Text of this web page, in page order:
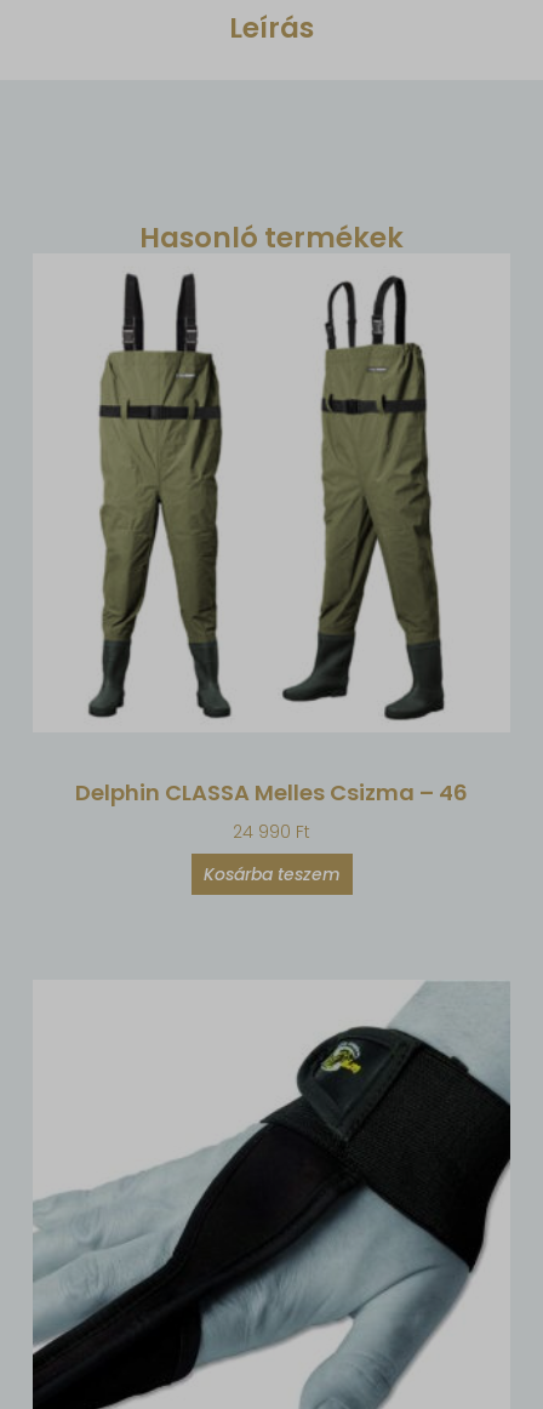
Leírás
Hasonló termékek
Delphin CLASSA Melles Csizma – 46
24 990 Ft
Kosárba teszem